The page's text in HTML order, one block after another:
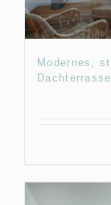
Modernes,
Dachterrasse